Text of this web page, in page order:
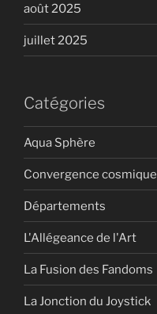
août 2025
juillet 2025
Catégories
Aqua Sphère
Convergence cosmique
Départements
L'Allégeance de l'Art
La Fusion des Fandoms
La Jonction du Joystick